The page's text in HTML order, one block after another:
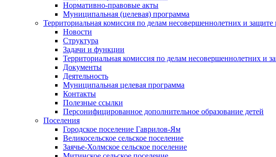
Нормативно-правовые акты
Муниципальная (целевая) программа
Территориальная комиссия по делам несовершеннолетних и защите
Новости
Структура
Задачи и функции
Территориальная комиссия по делам несовершеннолетних и
Документы
Деятельность
Муниципальная целевая программа
Контакты
Полезные ссылки
Персонифицированное дополнительное образование детей
Поселения
Городское поселение Гаврилов-Ям
Великосельское сельское поселение
Заячье-Холмское сельское поселение